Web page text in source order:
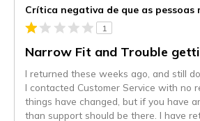
Crítica negativa de que as pessoas
1
Narrow Fit and Trouble
I returned these weeks ago, and still
I contacted Customer Service with no
things have changed, but if you have
than support should be there. I have